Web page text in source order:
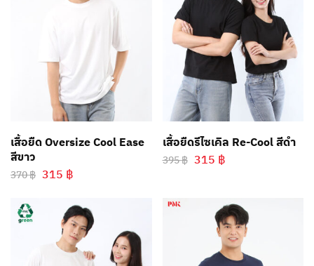
เสื้อยืด Oversize Cool Ease
สีขาว
370฿ 315 ฿
เสื้อยืดรีไซเคิล Re-Cool สีดำ
395฿ 315 ฿